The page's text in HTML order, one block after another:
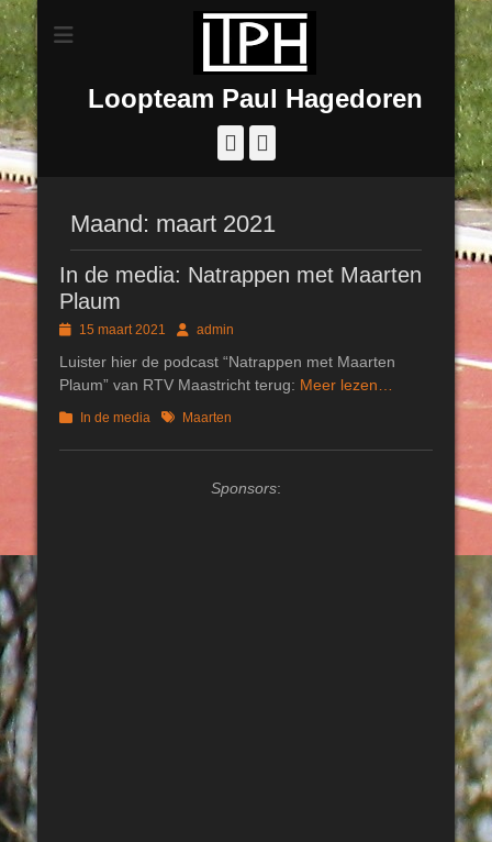
Loopteam Paul Hagedoren
Facebook
Maand: maart 2021
In de media: Natrappen met Maarten
Plaum
Geplaatst
15 maart 2021 Authoradmin
Luister hier de podcast “Natrappen met Maarten
Plaum” van RTV Maastricht terug: Meer lezen…
Categorieën
In de media TagsMaarten
Sponsors: